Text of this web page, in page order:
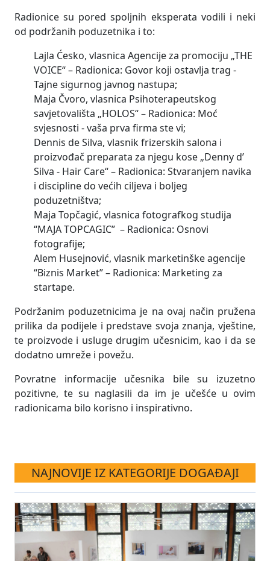
Radionice su pored spoljnih eksperata vodili i neki
od podržanih poduzetnika i to:
Lajla Ćesko, vlasnica Agencije za promociju „THE
VOICE“ – Radionica: Govor koji ostavlja trag -
Tajne sigurnog javnog nastupa;
Maja Čvoro, vlasnica Psihoterapeutskog
savjetovališta „HOLOS“ – Radionica: Moć
svjesnosti - vaša prva firma ste vi;
Dennis de Silva, vlasnik frizerskih salona i
proizvođač preparata za njegu kose „Denny d’
Silva - Hair Care“ – Radionica: Stvaranjem navika
i discipline do većih ciljeva i boljeg
poduzetništva;
Maja Topčagić, vlasnica fotografkog studija
“MAJA TOPCAGIC” – Radionica: Osnovi
fotografije;
Alem Husejnović, vlasnik marketinške agencije
“Biznis Market” – Radionica: Marketing za
startape.
Podržanim poduzetnicima je na ovaj način pružena
prilika da podijele i predstave svoja znanja, vještine,
te proizvode i usluge drugim učesnicim, kao i da se
dodatno umreže i povežu.
Povratne informacije učesnika bile su izuzetno
pozitivne, te su naglasili da im je učešće u ovim
radionicama bilo korisno i inspirativno.
NAJNOVIJE IZ KATEGORIJE DOGAĐAJI